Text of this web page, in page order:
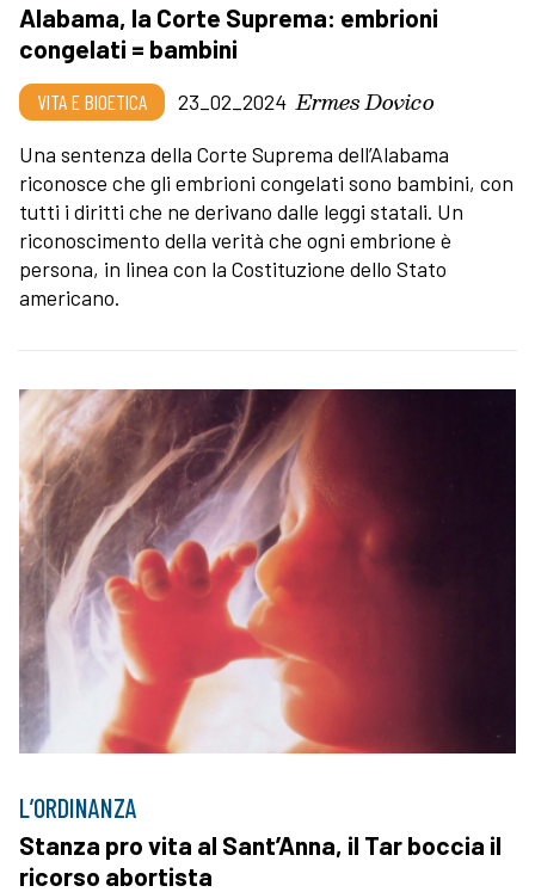
Alabama, la Corte Suprema: embrioni
congelati = bambini
VITA E BIOETICA 23_02_2024 Ermes Dovico
Una sentenza della Corte Suprema dell’Alabama
riconosce che gli embrioni congelati sono bambini, con
tutti i diritti che ne derivano dalle leggi statali. Un
riconoscimento della verità che ogni embrione è
persona, in linea con la Costituzione dello Stato
americano.
L’ORDINANZA
Stanza pro vita al Sant’Anna, il Tar boccia il
ricorso abortista